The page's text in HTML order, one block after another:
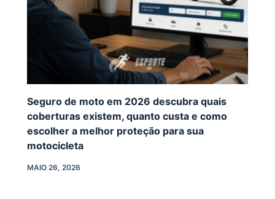
Seguro de moto em 2026 descubra quais
coberturas existem, quanto custa e como
escolher a melhor proteção para sua
motocicleta
MAIO 26, 2026